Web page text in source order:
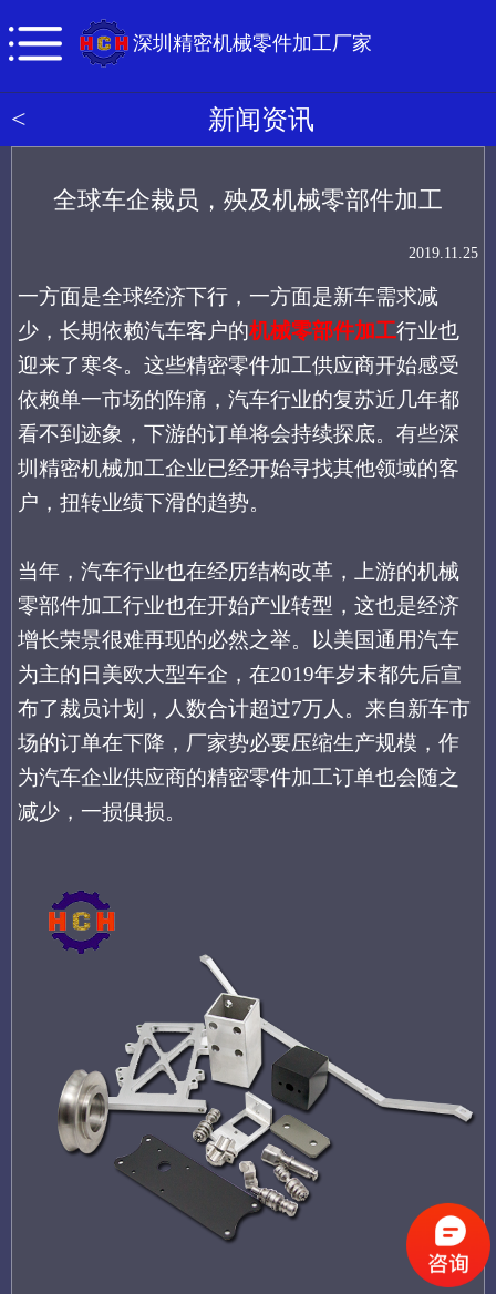
深圳精密机械零件加工厂家
< 新闻资讯
全球车企裁员，殃及机械零部件加工
2019.11.25
一方面是全球经济下行，一方面是新车需求减
少，长期依赖汽车客户的机械零部件加工行业也
迎来了寒冬。这些精密零件加工供应商开始感受
依赖单一市场的阵痛，汽车行业的复苏近几年都
看不到迹象，下游的订单将会持续探底。有些深
圳精密机械加工企业已经开始寻找其他领域的客
户，扭转业绩下滑的趋势。
当年，汽车行业也在经历结构改革，上游的机械
零部件加工行业也在开始产业转型，这也是经济
增长荣景很难再现的必然之举。
以美国通用汽车
为主的日美欧大型车企， 在2019年岁末都先后宣
布了裁员计划，人数合计超过7万人。 来自新车市
场的订单在下降，厂家势必要压缩生产规模，作
为汽车企业供应商的精密零件加工订单也会随之
减少，一损俱损。